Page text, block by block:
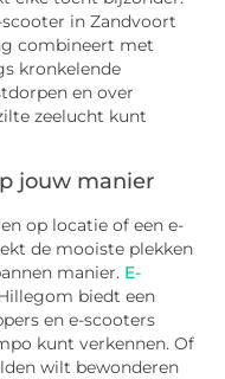
in Zandvoort
combineert met
kronkelende
en over
zeelucht kunt
jouw manier
op locatie of een e-
de mooiste plekken
manier. E-
biedt een
en e-scooters
kunt verkennen. Of
wilt bewonderen